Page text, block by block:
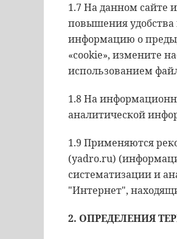
1.7 На данном сайте
повышения удобства
информацию о
«cookie», измените
использованием
1.8 На
аналитической
1.9 Применяются
(yadro.ru)
систематизации и
"Интернет",
2. ОПРЕДЕЛЕНИЯ